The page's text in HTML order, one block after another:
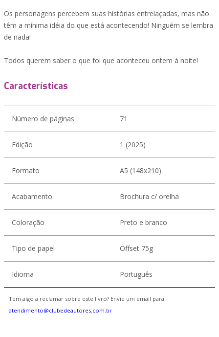
Os personagens percebem suas histórias entrelaçadas, mas não
têm a mínima idéia do que está acontecendo! Ninguém se lembra
de nada!
Todos querem saber o que foi que aconteceu ontem à noite!
Características
Número de páginas 71
Edição 1 (2025)
Formato A5 (148x210)
Acabamento Brochura c/ orelha
Coloração Preto e branco
Tipo de papel Offset 75g
Idioma Português
Tem algo a reclamar sobre este livro? Envie um email para
atendimento@clubedeautores.com.br